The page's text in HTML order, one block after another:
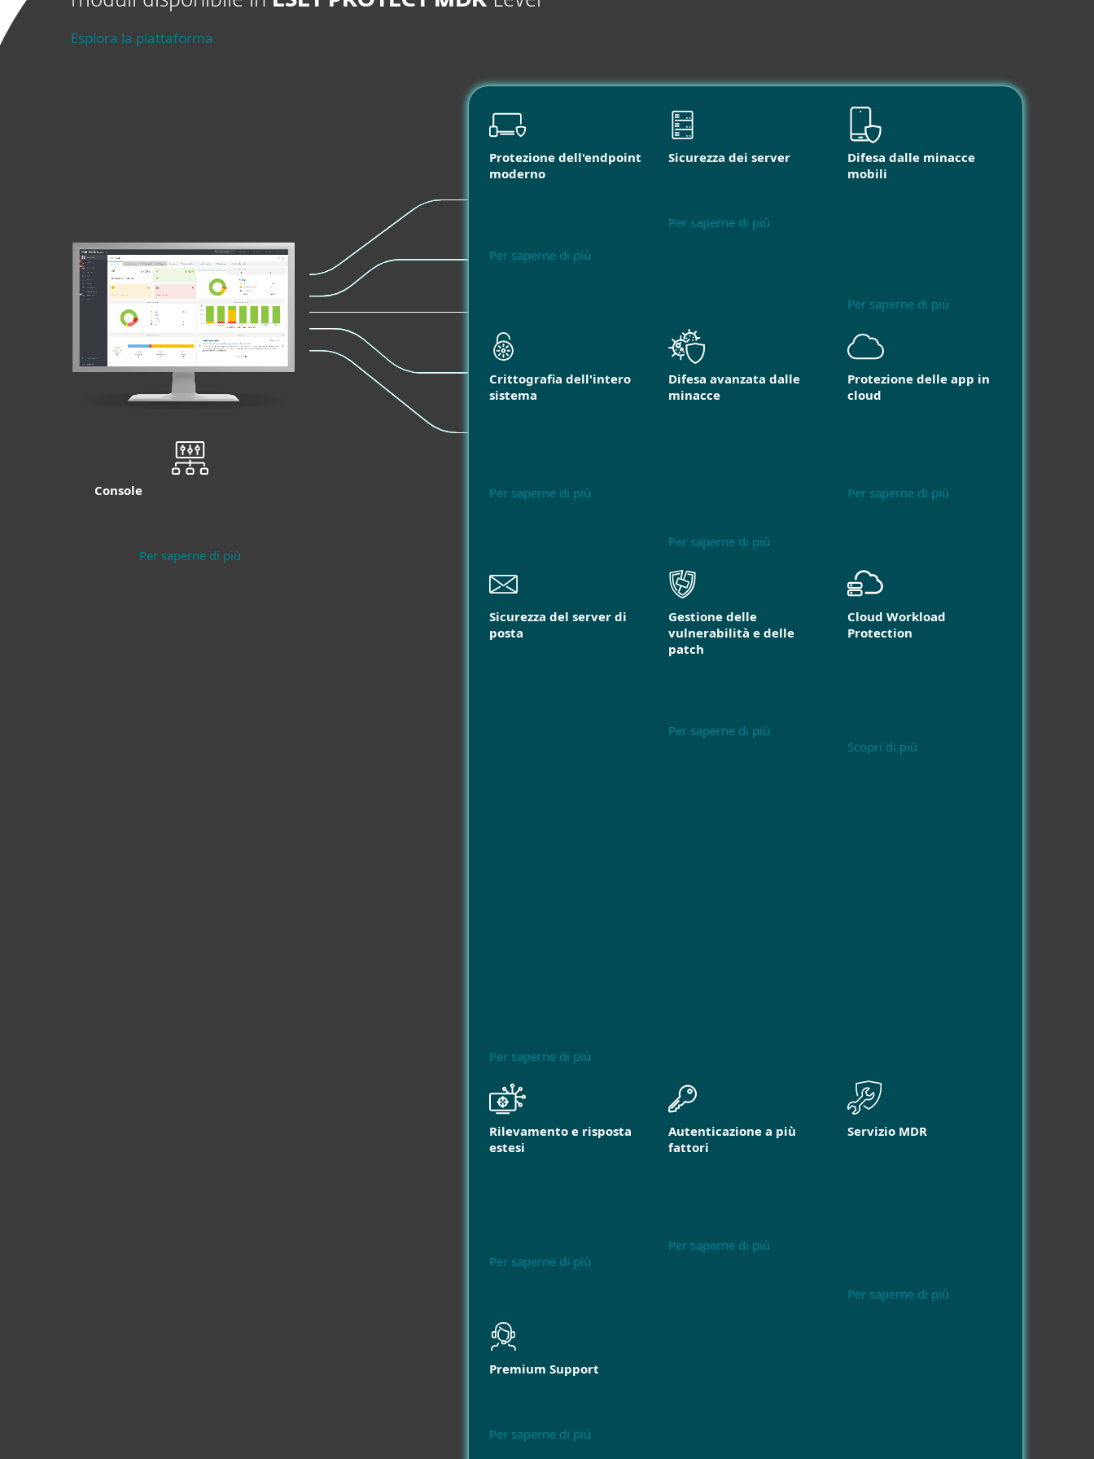
Esplora la piattaforma
Console
Per saperne di più
Protezione dell'endpoint
moderno
Per saperne di più
Sicurezza dei server
Per saperne di più
Difesa dalle minacce
mobili
Per saperne di più
Crittografia dell'intero
sistema
Per saperne di più
Difesa avanzata dalle
minacce
Per saperne di più
Protezione delle app in
cloud
Per saperne di più
Sicurezza del server di
posta
Per saperne di più
Gestione delle
vulnerabilità e delle
patch
Per saperne di più
Cloud Workload
Protection
Scopri di più
Rilevamento e risposta
estesi
Per saperne di più
Autenticazione a più
fattori
Per saperne di più
Servizio MDR
Per saperne di più
Premium Support
Per saperne di più